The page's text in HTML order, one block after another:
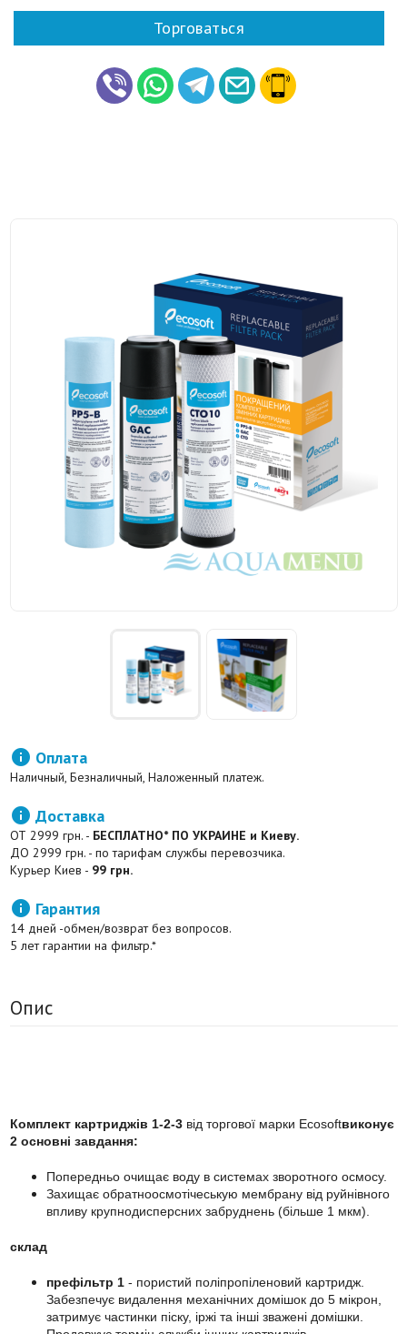
Торговаться
 Оплата
Наличный, Безналичный, Наложенный платеж.
 Доставка
ОТ 2999 грн. - БЕСПЛАТНО* ПО УКРАИНЕ и Киеву.
ДО 2999 грн. - по тарифам службы перевозчика.
Курьер Киев - 99 грн.
 Гарантия
14 дней -обмен/возврат без вопросов.
5 лет гарантии на фильтр.*
Опис
Комплект картриджів 1-2-3від торгової марки Ecosoftвиконує
2 основні завдання:
Попередньо очищає воду в системах зворотного осмосу.
Захищає обратноосмотічеськую мембрану від руйнівного
впливу крупнодисперсних забруднень (більше 1 мкм).
склад
префільтр 1- пористий поліпропіленовий картридж.
Забезпечує видалення механічних домішок до 5 мікрон,
затримує частинки піску, іржі та інші зважені домішки.